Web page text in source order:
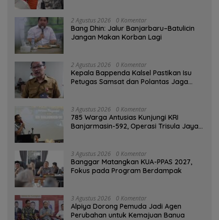
2 Agustus 2026 0 Komentar
Bang Dhin: Jalur Banjarbaru–Batulicin
Jangan Makan Korban Lagi
2 Agustus 2026 0 Komentar
Kepala Bappenda Kalsel Pastikan Isu
Petugas Samsat dan Polantas Jaga
3 Agustus 2026 0 Komentar
785 Warga Antusias Kunjungi KRI
Banjarmasin-592, Operasi Trisula Jaya
3 Agustus 2026 0 Komentar
‎Banggar Matangkan KUA-PPAS 2027,
Fokus pada Program Berdampak
3 Agustus 2026 0 Komentar
‎Alpiya Dorong Pemuda Jadi Agen
Perubahan untuk Kemajuan Banua ‎